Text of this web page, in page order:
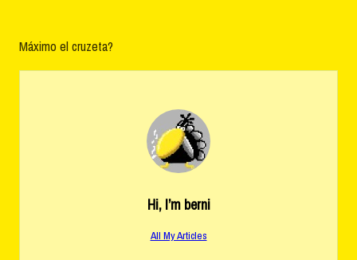
Máximo el cruzeta?
Hi, I’m berni
All My Articles